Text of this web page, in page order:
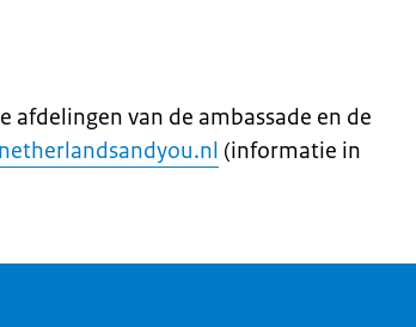
afdelingen van de ambassade en de
(informatie in